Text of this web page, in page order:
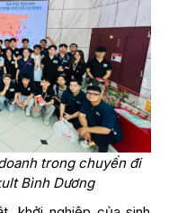
trong chuyến đi
Bình Dương